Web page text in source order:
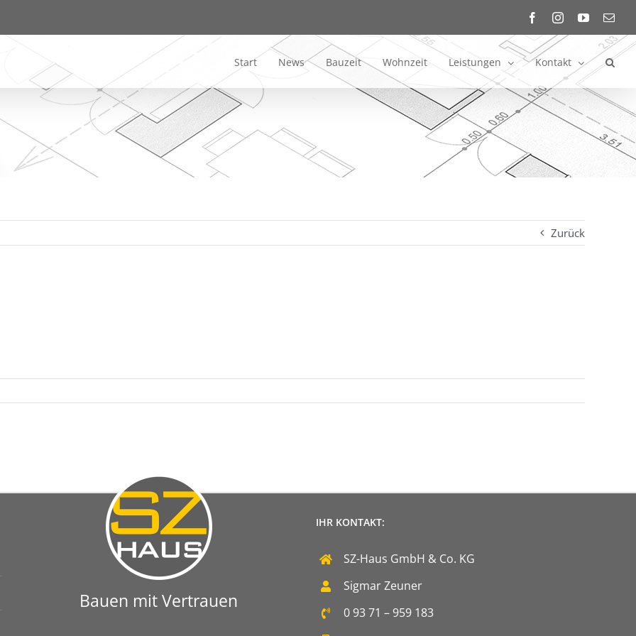
FacebookInstagramYouTube
E-
Start News Bauzeit Wohnzeit Leistungen Kontakt
Zurück
Bauen mit Vertrauen
IHR KONTAKT:
SZ-Haus GmbH & Co. KG
Sigmar Zeuner
0 93 71 – 959 183